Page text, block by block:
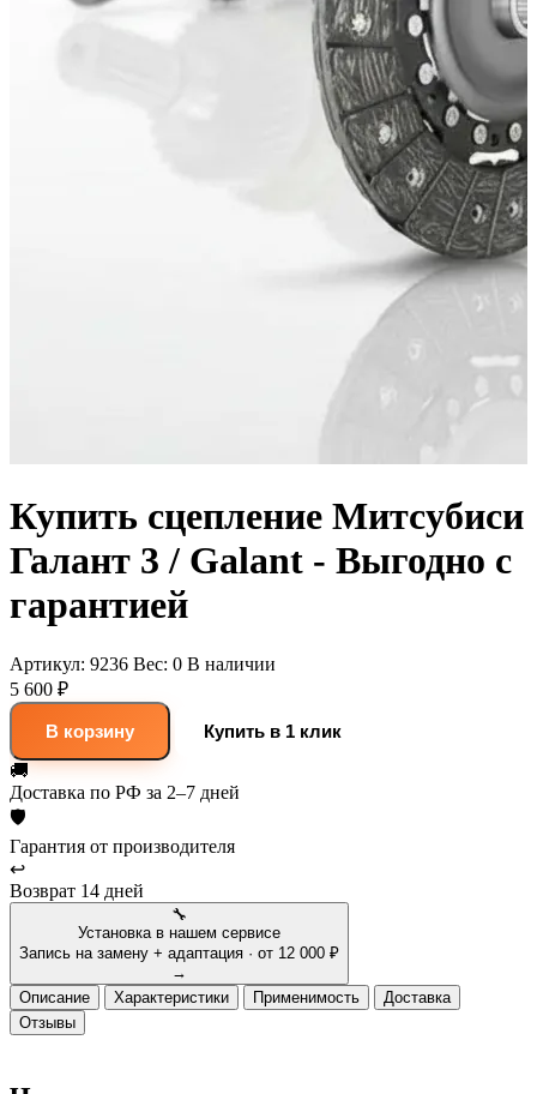
Купить сцепление Митсубиси
Галант 3 / Galant - Выгодно с
гарантией
Артикул: 9236 Вес: 0 В наличии
5 600 ₽
В корзину
Купить в 1 клик
🚚
Доставка по РФ за 2–7 дней
🛡
Гарантия от производителя
↩
Возврат 14 дней
🔧
Установка в нашем сервисе
Запись на замену + адаптация · от 12 000 ₽
→
Описание
Характеристики Применимость
Доставка
Отзывы